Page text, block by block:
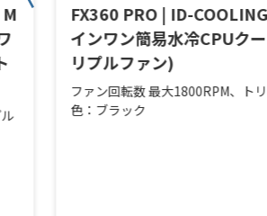
FX360 PRO | ID-
インワン簡易水冷CPUク
リプルファン)
ファン回転数 最大1800RPM、トリ
色：ブラック